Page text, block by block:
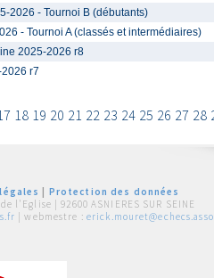
2026 - Tournoi B (débutants)
- Tournoi A (classés et intermédiaires)
2025-2026 r8
r7
18 19 20 21 22 23 24 25 26 27 28
Protection des données
l'Eglise | 92600 ASNIERES SUR SEINE
| webmestre :